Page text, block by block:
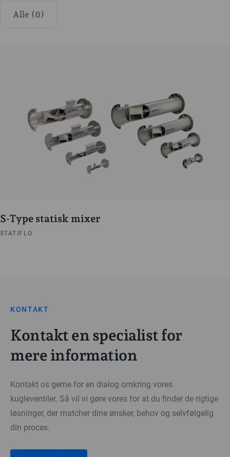
Alle (0)
S-Type statisk mixer
STATIFLO
KONTAKT
Kontakt en specialist for
mere information
Kontakt os gerne for en dialog omkring vores
kugleventiler. Så vil vi gøre vores for at du finder de rigtige
løsninger, der matcher dine ønsker, behov og selvfølgelig
din proces.